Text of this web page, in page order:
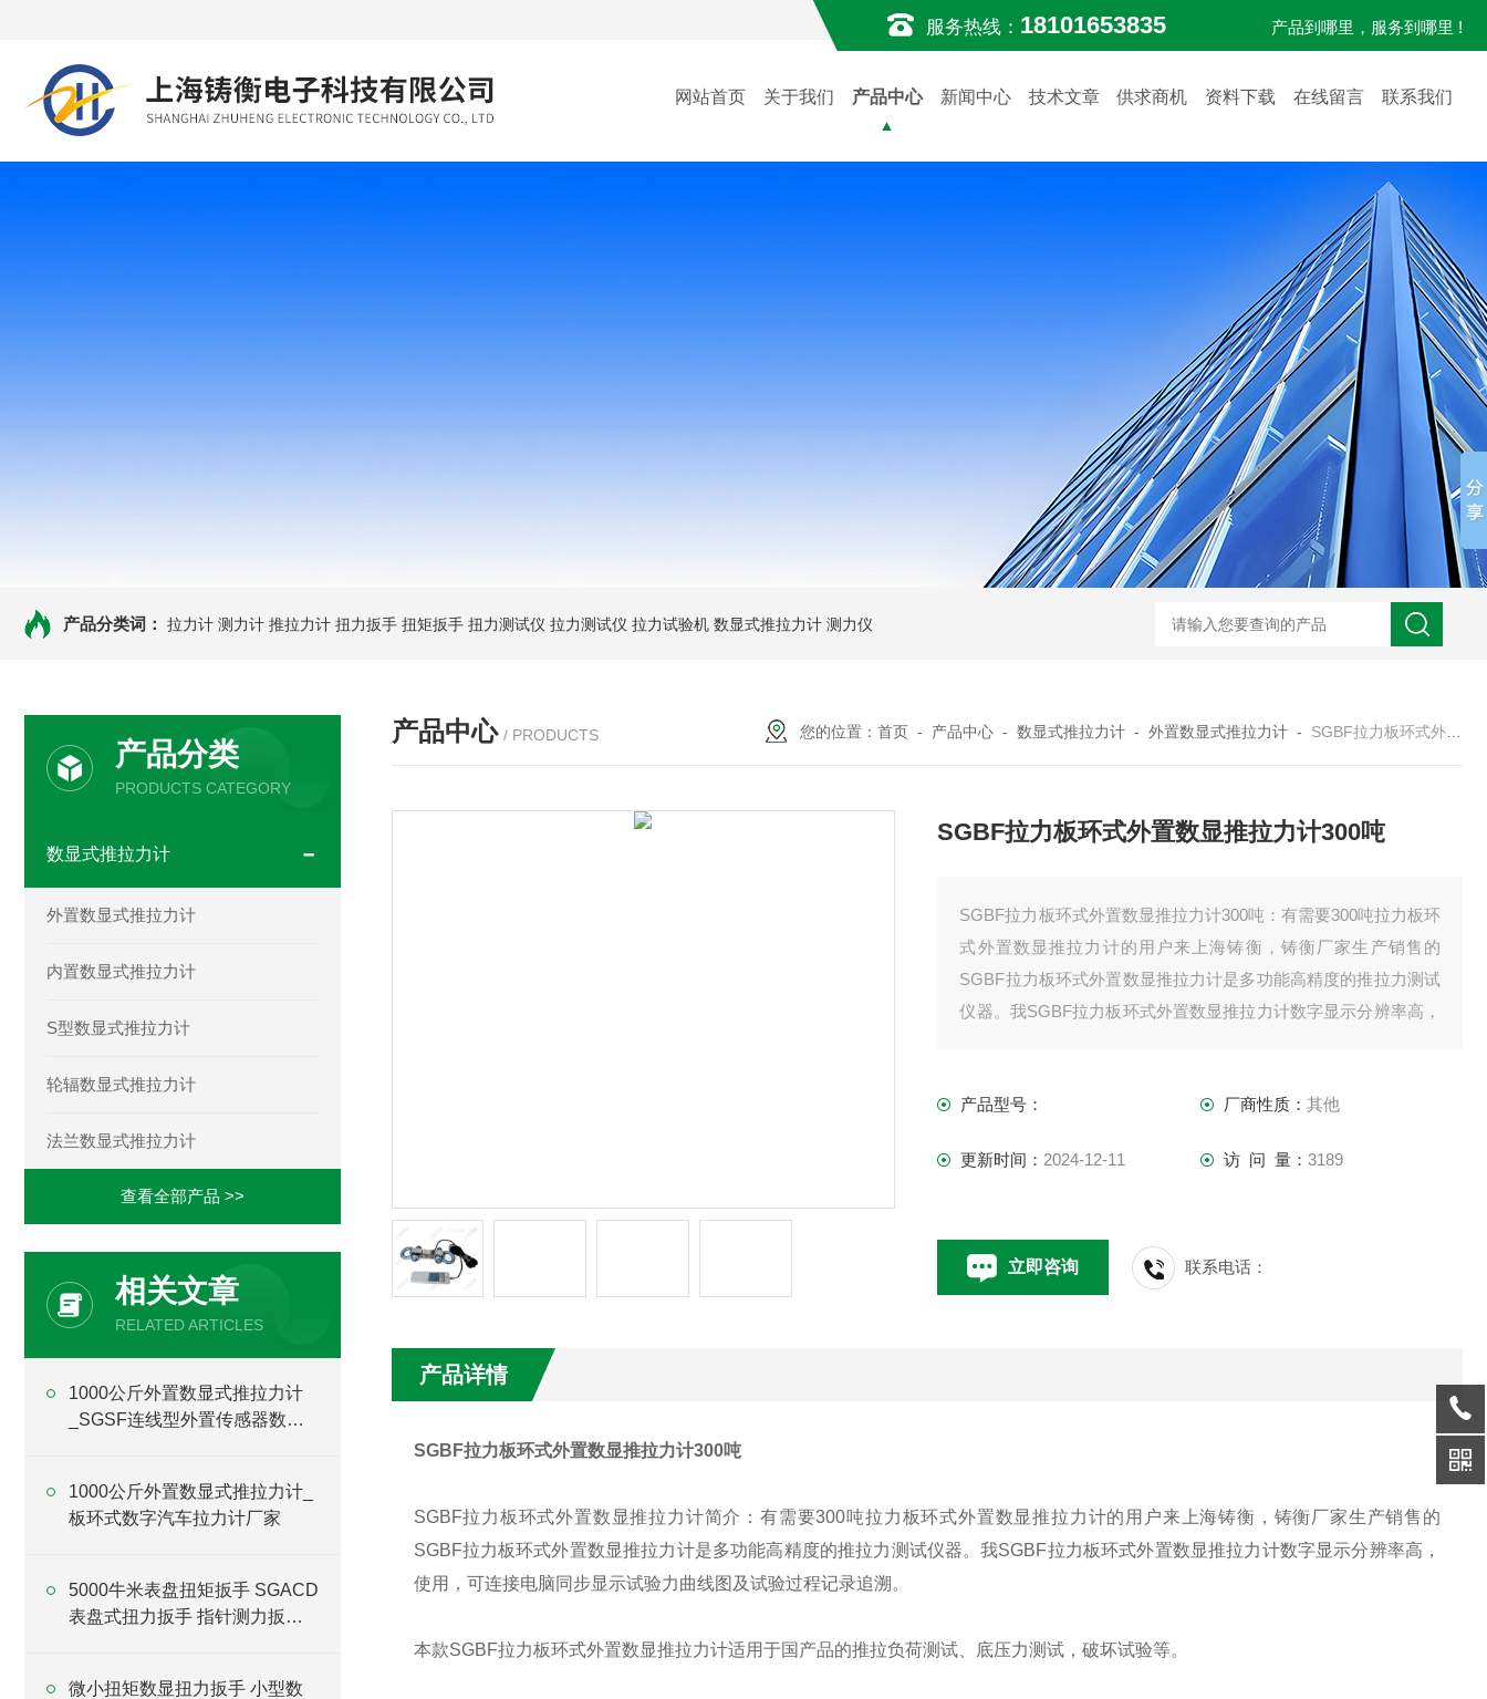
服务热线： 18101653835 产品到哪里，服务到哪里 !
网站首页 关于我们 产品中心 新闻中心 技术文章 供求商机 资料下载 在线留言 联系我们
产品分类词： 拉力计 测力计 推拉力计 扭力扳手 扭矩扳手 扭力测试仪 拉力测试仪 拉力试验机 数显式推拉力计 测力仪
产品分类
PRODUCTS CATEGORY
数显式推拉力计
外置数显式推拉力计
内置数显式推拉力计
S型数显式推拉力计
轮辐数显式推拉力计
法兰数显式推拉力计
查看全部产品 >>
相关文章
RELATED ARTICLES
1000公斤外置数显式推拉力计
_SGSF连线型外置传感器数显
1000公斤外置数显式推拉力计_
板环式数字汽车拉力计厂家
5000牛米表盘扭矩扳手 SGACD
表盘式扭力扳手 指针测力扳手
微小扭矩数显扭力扳手 小型数
产品中心 / PRODUCTS 您的位置：首页 - 产品中心 -数显式推拉力计 -外置数显式推拉力计 - SGBF拉力板环式外置数显推拉力计300吨
SGBF拉力板环式外置数显推拉力计300吨
SGBF拉力板环式外置数显推拉力计300吨：有需要300吨拉力板环
式外置数显推拉力计的用户来上海铸衡，铸衡厂家生产销售的
SGBF拉力板环式外置数显推拉力计是多功能高精度的推拉力测试
仪器。我SGBF拉力板环式外置数显推拉力计数字显示分辨率高，
产品型号： 厂商性质： 其他
更新时间： 2024-12-11 访 问 量： 3189
立即咨询 联系电话：
产品详情
SGBF拉力板环式外置数显推拉力计300吨
SGBF拉力板环式外置数显推拉力计简介：有需要300吨拉力板环式外置数显推拉力计的用户来上海铸衡，铸衡厂家生产销售的
SGBF拉力板环式外置数显推拉力计是多功能高精度的推拉力测试仪器。我SGBF拉力板环式外置数显推拉力计数字显示分辨率高，
使用 ，可连接电脑同步显示试验力曲线图及试验过程记录追溯。
本款SGBF拉力板环式外置数显推拉力计适用于国产品的推拉负荷测试、底压力测试，破坏试验等。